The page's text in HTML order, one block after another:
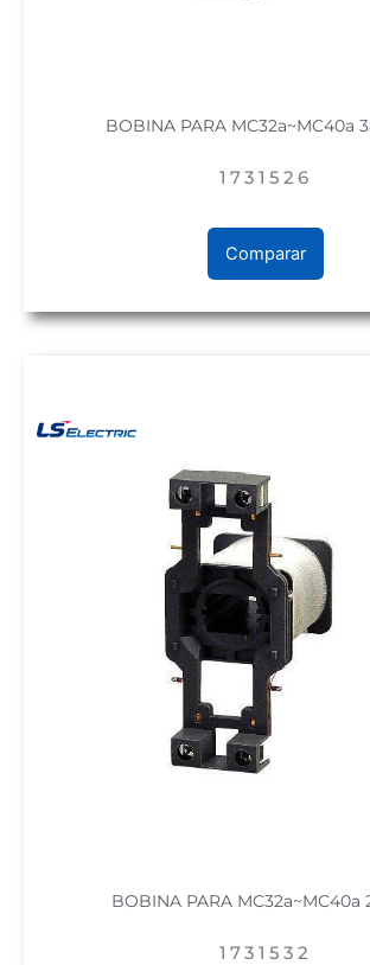
BOBINA PARA MC32a~MC40a
1731526
Comparar
BOBINA PARA MC32a~MC40a
1731532